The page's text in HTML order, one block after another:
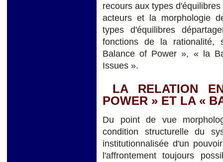
recours aux types
acteurs et la morphologie
types d'équilibres
fonctions de la rationalité,
Balance of Power », « la
Issues ».
LA RELATION
POWER » ET LA «
Du point de vue
condition structurelle du
institutionnalisée d'un
l'affrontement toujours